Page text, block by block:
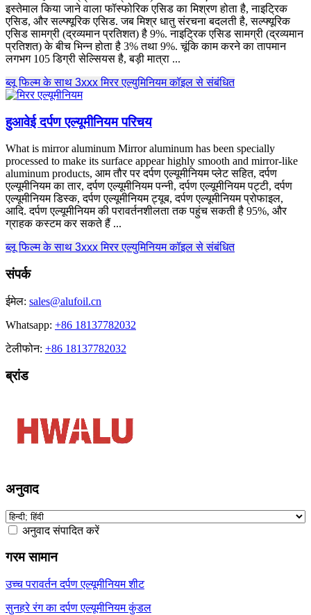
इस्तेमाल किया जाने वाला फॉस्फोरिक एसिड का मिश्रण होता है, नाइट्रिक
एसिड, और सल्फ्यूरिक एसिड. जब मिश्र धातु संरचना बदलती है, सल्फ्यूरिक
एसिड सामग्री (द्रव्यमान प्रतिशत) है 9%. नाइट्रिक एसिड सामग्री (द्रव्यमान
प्रतिशत) के बीच भिन्न होता है 3% तथा 9%. चूंकि काम करने का तापमान
लगभग 105 डिग्री सेल्सियस है, बड़ी मात्रा ...
ब्लू फिल्म के साथ 3xxx मिरर एल्युमिनियम कॉइल से संबंधित
हुआवेई दर्पण एल्यूमीनियम परिचय
What is mirror aluminum Mirror aluminum has been specially
processed to make its surface appear highly smooth and mirror-like
aluminum products, आम तौर पर दर्पण एल्यूमीनियम प्लेट सहित, दर्पण
एल्यूमीनियम का तार, दर्पण एल्यूमीनियम पन्नी, दर्पण एल्यूमीनियम पट्टी, दर्पण
एल्यूमीनियम डिस्क, दर्पण एल्यूमीनियम ट्यूब, दर्पण एल्यूमीनियम प्रोफाइल,
आदि. दर्पण एल्यूमीनियम की परावर्तनशीलता तक पहुंच सकती है 95%, और
ग्राहक कस्टम कर सकते हैं ...
ब्लू फिल्म के साथ 3xxx मिरर एल्युमिनियम कॉइल से संबंधित
संपर्क
ईमेल: sales@alufoil.cn
Whatsapp: +86 18137782032
टेलीफोन: +86 18137782032
ब्रांड
अनुवाद
अनुवाद संपादित करें
गरम सामान
उच्च परावर्तन दर्पण एल्यूमीनियम शीट
सुनहरे रंग का दर्पण एल्यूमीनियम कुंडल